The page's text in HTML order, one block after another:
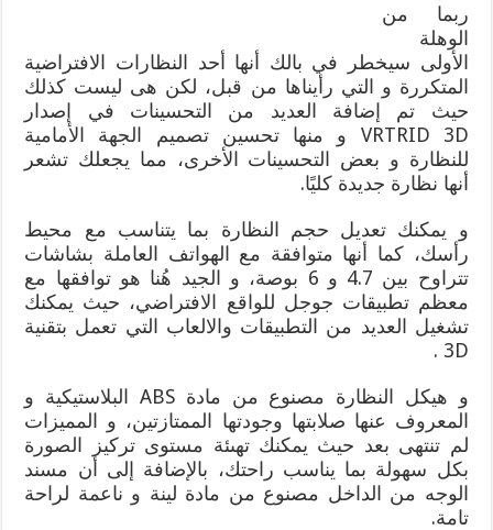
ربما من
الوهلة
الأولى سيخطر في بالك أنها أحد النظارات الافتراضية
المتكررة و التي رأيناها من قبل، لكن هى ليست كذلك
حيث تم إضافة العديد من التحسينات في إصدار
VRTRID 3D و منها تحسين تصميم الجهة الأمامية
للنظارة و بعض التحسينات الأخرى، مما يجعلك تشعر
أنها نظارة جديدة كليًا.
و يمكنك تعديل حجم النظارة بما يتناسب مع محيط
رأسك، كما أنها متوافقة مع الهواتف العاملة بشاشات
تتراوح بين 4.7 و 6 بوصة، و الجيد هُنا هو توافقها مع
معظم تطبيقات جوجل للواقع الافتراضي، حيث يمكنك
تشغيل العديد من التطبيقات والالعاب التي تعمل بتقنية
3D .
و هيكل النظارة مصنوع من مادة ABS البلاستيكية و
المعروف عنها صلابتها وجودتها الممتازتين، و المميزات
لم تنتهى بعد حيث يمكنك تهىئة مستوى تركيز الصورة
بكل سهولة بما يناسب راحتك، بالإضافة إلى أن مسند
الوجه من الداخل مصنوع من مادة لينة و ناعمة لراحة
تامة.